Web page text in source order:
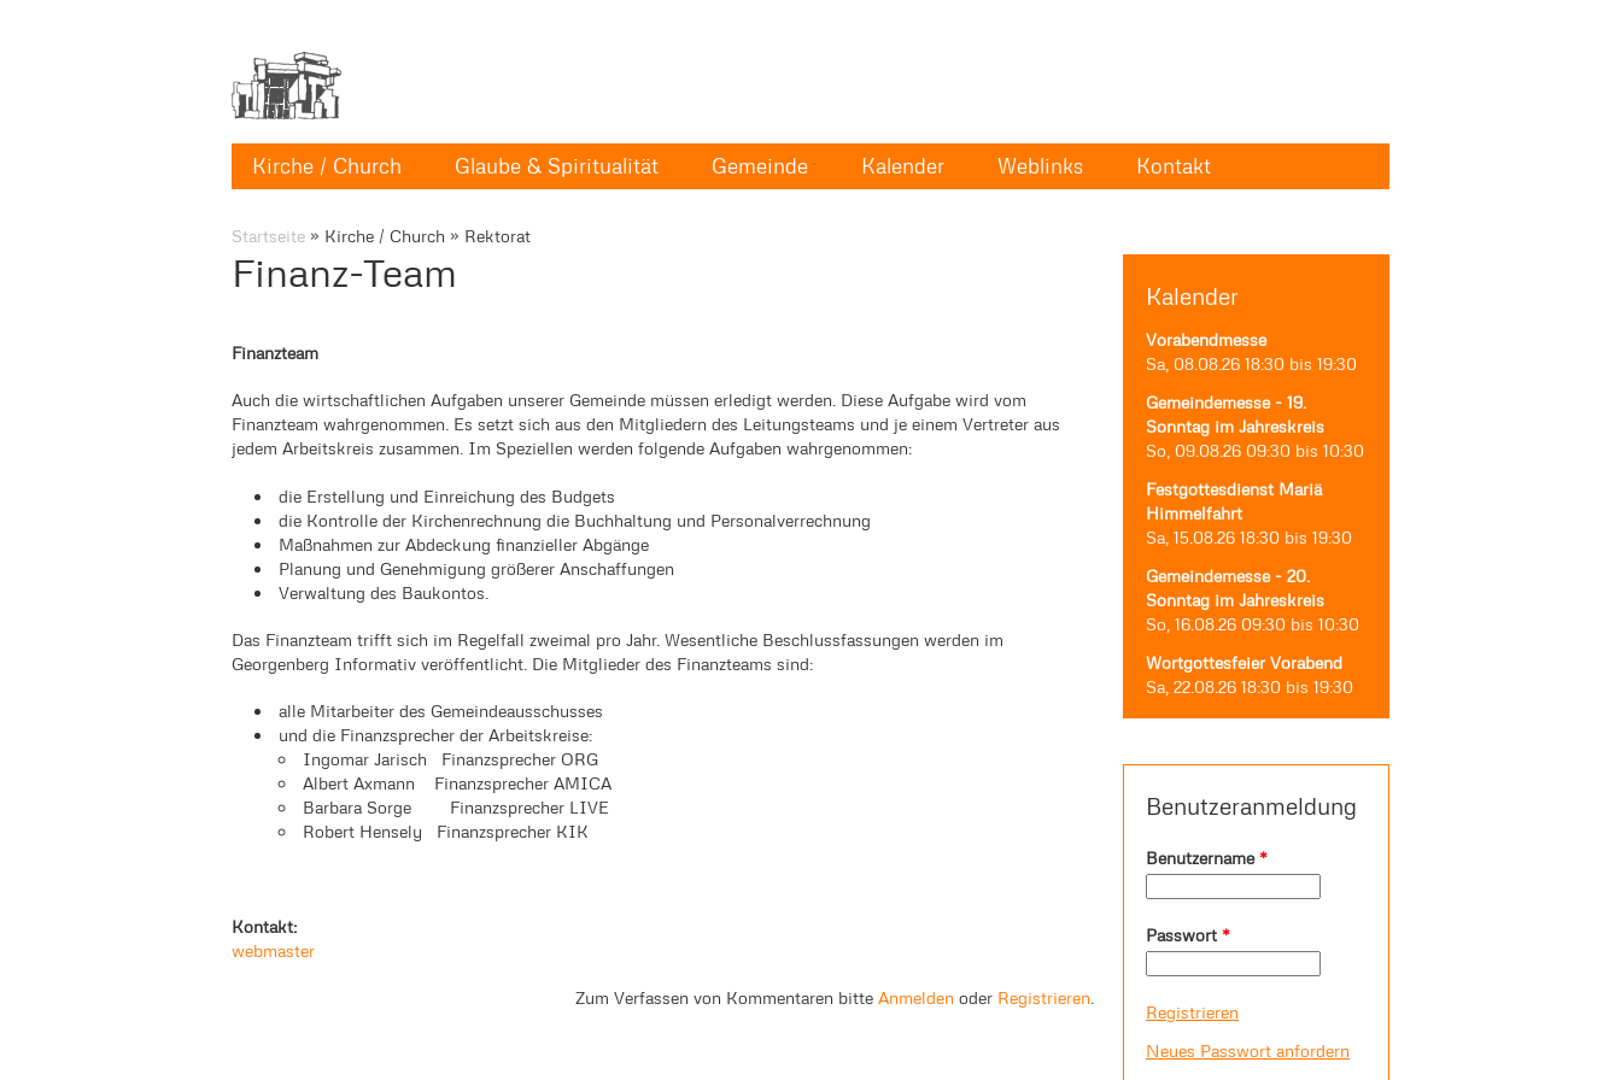
Kirche / Church Glaube & Spiritualität Gemeinde Kalender Weblinks Kontakt
Startseite » Kirche / Church » Rektorat
Kalender
Vorabendmesse
Sa, 08.08.26 18:30 bis 19:30
Gemeindemesse - 19.
Sonntag im Jahreskreis
So, 09.08.26 09:30 bis 10:30
Festgottesdienst Mariä
Himmelfahrt
Sa, 15.08.26 18:30 bis 19:30
Gemeindemesse - 20.
Sonntag im Jahreskreis
So, 16.08.26 09:30 bis 10:30
Wortgottesfeier Vorabend
Sa, 22.08.26 18:30 bis 19:30
Benutzeranmeldung
Benutzername *
Passwort *
Registrieren
Neues Passwort anfordern
Finanz-Team
Finanzteam
Auch die wirtschaftlichen Aufgaben unserer Gemeinde müssen erledigt werden. Diese Aufgabe wird vom
Finanzteam wahrgenommen. Es setzt sich aus den Mitgliedern des Leitungsteams und je einem Vertreter aus
jedem Arbeitskreis zusammen. Im Speziellen werden folgende Aufgaben wahrgenommen:
die Erstellung und Einreichung des Budgets
die Kontrolle der Kirchenrechnung die Buchhaltung und Personalverrechnung
Maßnahmen zur Abdeckung finanzieller Abgänge
Planung und Genehmigung größerer Anschaffungen
Verwaltung des Baukontos.
Das Finanzteam trifft sich im Regelfall zweimal pro Jahr. Wesentliche Beschlussfassungen werden im
Georgenberg Informativ veröffentlicht. Die Mitglieder des Finanzteams sind:
alle Mitarbeiter des Gemeindeausschusses
und die Finanzsprecher der Arbeitskreise:
Ingomar Jarisch Finanzsprecher ORG
Albert Axmann Finanzsprecher AMICA
Barbara Sorge Finanzsprecher LIVE
Robert Hensely Finanzsprecher KIK
Kontakt:
webmaster
Zum Verfassen von Kommentaren bitteAnmelden oder Registrieren.